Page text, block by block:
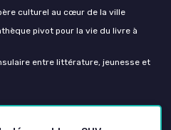
culturel au cœur de la ville
pivot pour la vie du livre à
entre littérature, jeunesse et